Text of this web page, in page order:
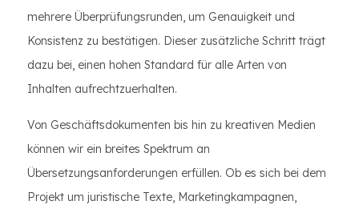
mehrere Überprüfungsrunden, um Genauigkeit und
Konsistenz zu bestätigen. Dieser zusätzliche Schritt trägt
dazu bei, einen hohen Standard für alle Arten von
Inhalten aufrechtzuerhalten.
Von Geschäftsdokumenten bis hin zu kreativen Medien
können wir ein breites Spektrum an
Übersetzungsanforderungen erfüllen. Ob es sich bei dem
Projekt um juristische Texte, Marketingkampagnen,